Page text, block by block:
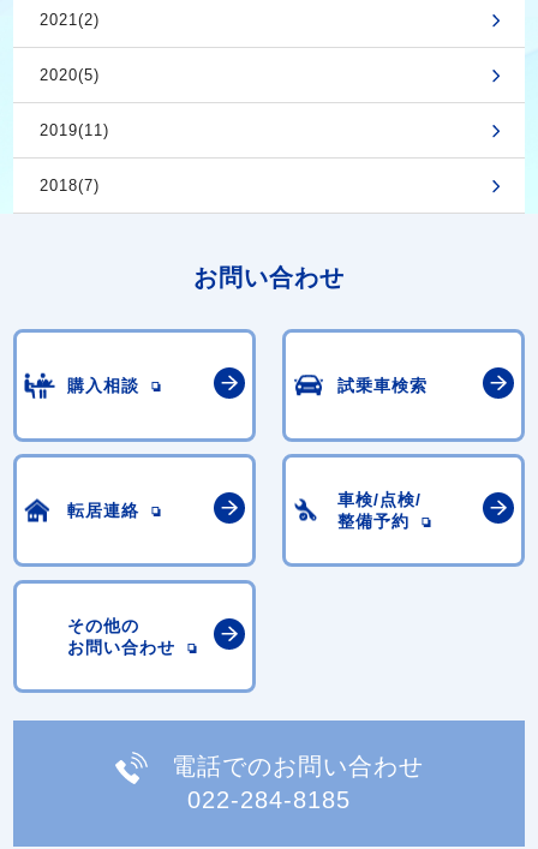
2021(2)
2020(5)
2019(11)
2018(7)
お問い合わせ
購入相談 試乗車検索
転居連絡
車検/点検/
整備予約
その他の
お問い合わせ
電話でのお問い合わせ
022-284-8185